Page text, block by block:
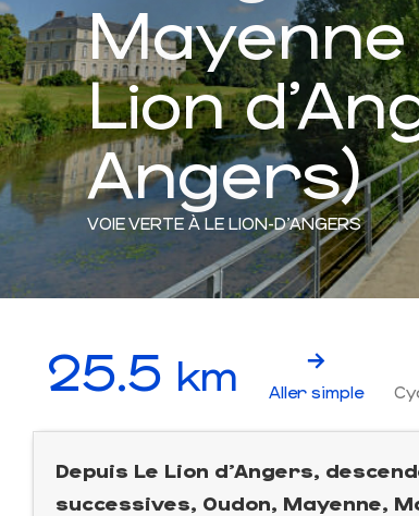
Mayenne
Lion
Angers)
VOIE VERTE À LE LION-D'ANGERS
25.5 km Aller simple
Depuis Le Lion d’Angers,
successives, Oudon, Mayenne,